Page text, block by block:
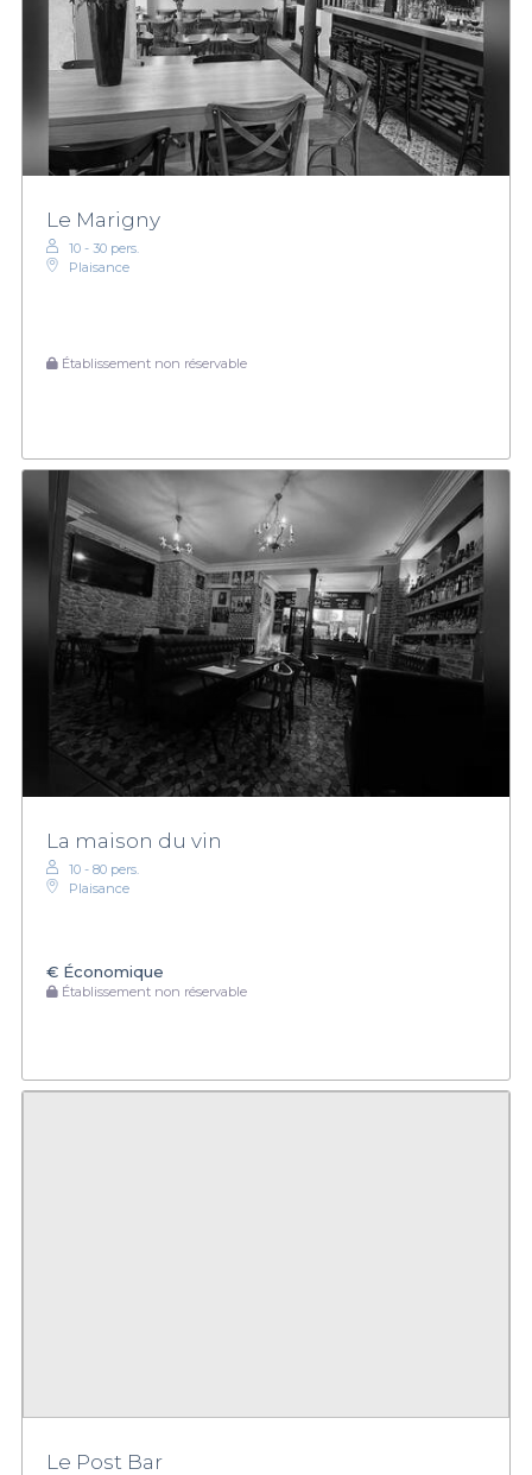
Le Marigny
10 - 30 pers.
Plaisance
Établissement non réservable
La maison du vin
10 - 80 pers.
Plaisance
€ Économique
Établissement non réservable
Le Post Bar